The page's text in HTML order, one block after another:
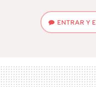
ENTRAR Y